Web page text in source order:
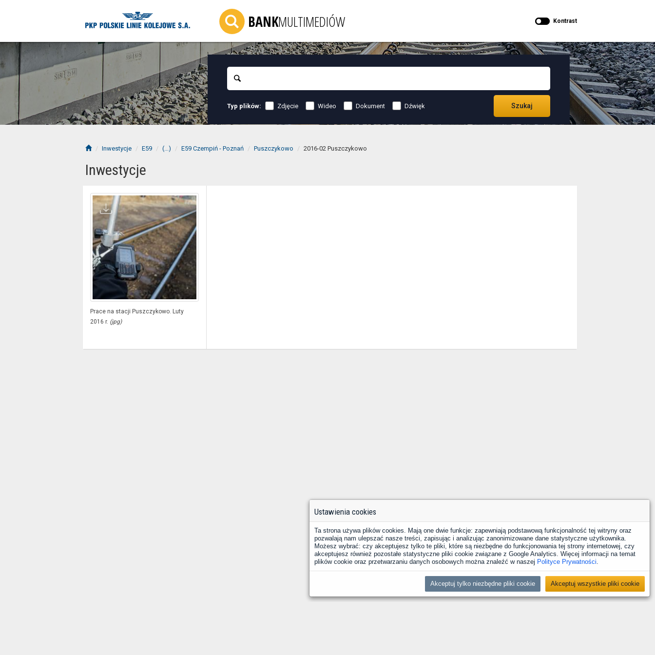
BANKMULTIMEDIÓW Kontrast
Typ plików: Zdjęcie Wideo Dokument Dźwięk Szukaj
Inwestycje E59 (...) E59 Czempiń - Poznań Puszczykowo 2016-02 Puszczykowo
Inwestycje
Prace na stacji Puszczykowo. Luty
2016 r. (jpg)
Ustawienia cookies
Ta strona używa plików cookies. Mają one dwie funkcje: zapewniają podstawową funkcjonalność tej witryny oraz
pozwalają nam ulepszać nasze treści, zapisując i analizując zanonimizowane dane statystyczne użytkownika.
Możesz wybrać: czy akceptujesz tylko te pliki, które są niezbędne do funkcjonowania tej strony internetowej, czy
akceptujesz również pozostałe statystyczne pliki cookie związane z Google Analytics. Więcej informacji na temat
plików cookie oraz przetwarzaniu danych osobowych można znaleźć w naszej Polityce Prywatności.
Akceptuj tylko niezbędne pliki cookie Akceptuj wszystkie pliki cookie